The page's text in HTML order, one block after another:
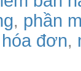
, phần
đơn,